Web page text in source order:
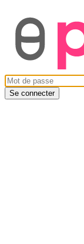
Se connecter